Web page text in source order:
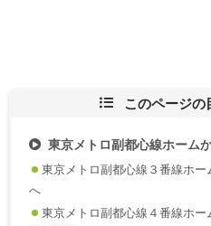
このページの
東京メトロ副都心線ホーム
東京メトロ副都心線３番線ホ
へ
東京メトロ副都心線４番線ホ